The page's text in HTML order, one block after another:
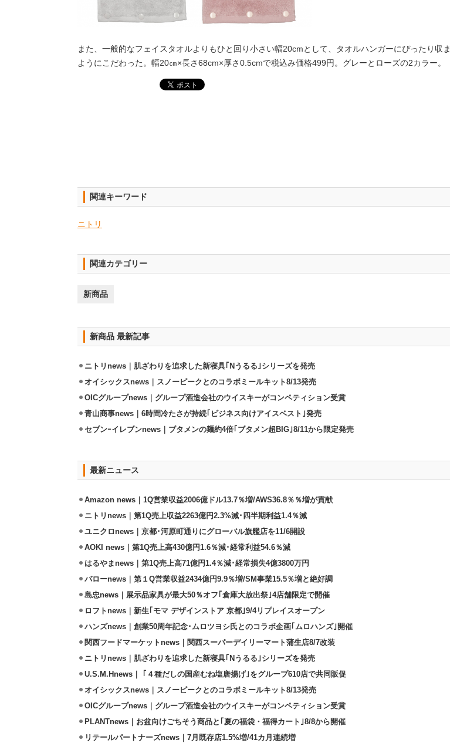
また、一般的なフェイスタオルよりもひと回り小さい幅20cmとして、タオルハンガーにぴったり収ま
ようにこだわった。幅20㎝×長さ68cm×厚さ0.5cmで税込み価格499円。グレーとローズの2カラー。
関連キーワード
ニトリ
関連カテゴリー
新商品
新商品 最新記事
ニトリnews｜肌ざわりを追求した新寝具｢Nうるる｣シリーズを発売
オイシックスnews｜スノーピークとのコラボミールキット8/13発売
OICグループnews｜グループ酒造会社のウイスキーがコンペティション受賞
青山商事news｜6時間冷たさが持続｢ビジネス向けアイスベスト｣発売
セブンｰイレブンnews｜ブタメンの麺約4倍｢ブタメン超BIG｣8/11から限定発売
最新ニュース
Amazon news｜1Q営業収益2006億ドル13.7％増/AWS36.8％％増が貢献
ニトリnews｜第1Q売上収益2263億円2.3%減･四半期利益1.4％減
ユニクロnews｜京都･河原町通りにグローバル旗艦店を11/6開設
AOKI news｜第1Q売上高430億円1.6％減･経常利益54.6％減
はるやまnews｜第1Q売上高71億円1.4％減･経常損失4億3800万円
バローnews｜第１Q営業収益2434億円9.9％増/SM事業15.5％増と絶好調
島忠news｜展示品家具が最大50％オフ｢倉庫大放出祭｣4店舗限定で開催
ロフトnews｜新生｢モマ デザインストア 京都｣9/4リプレイスオープン
ハンズnews｜創業50周年記念･ムロツヨシ氏とのコラボ企画｢ムロハンズ｣開催
関西フードマーケットnews｜関西スーパーデイリーマート蒲生店8/7改装
ニトリnews｜肌ざわりを追求した新寝具｢Nうるる｣シリーズを発売
U.S.M.Hnews｜ ｢４種だしの国産むね塩唐揚げ｣をグループ610店で共同販促
オイシックスnews｜スノーピークとのコラボミールキット8/13発売
OICグループnews｜グループ酒造会社のウイスキーがコンペティション受賞
PLANTnews｜お盆向けごちそう商品と｢夏の福袋・福得カート｣8/8から開催
リテールパートナーズnews｜7月既存店1.5%増/41カ月連続増